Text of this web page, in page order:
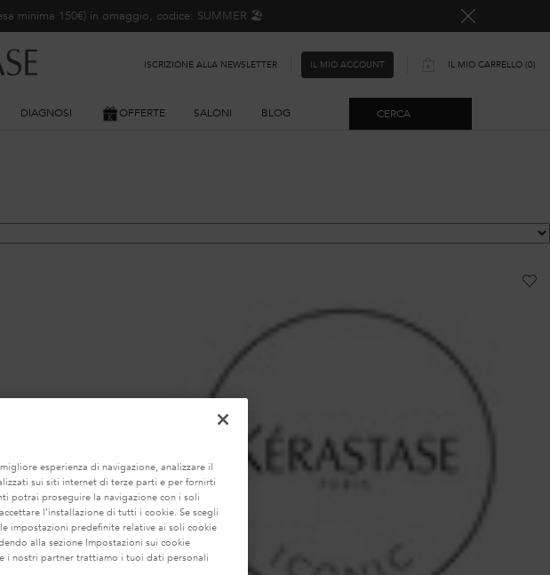
minima 150€) in omaggio, codice: SUMMER 🏖️
ISCRIZIONE ALLA NEWSLETTER IL MIO ACCOUNT IL MIO CARRELLO 0
0 PRODOTTO
DIAGNOSI OFFERTE SALONI BLOG CERCA
esperienza di navigazione, analizzare il
sui siti internet di terze parti e per fornirti
potrai proseguire la navigazione con i soli
l’installazione di tutti i cookie. Se scegli
impostazioni predefinite relative ai soli cookie
alla sezione Impostazioni sui cookie
i nostri partner trattiamo i tuoi dati personali